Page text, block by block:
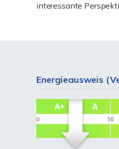
interessante
Energieausweis